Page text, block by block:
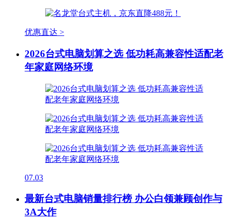
优惠直达 >
2026台式电脑划算之选 低功耗高兼容性适配老
年家庭网络环境
07.03
最新台式电脑销量排行榜 办公白领兼顾创作与
3A大作